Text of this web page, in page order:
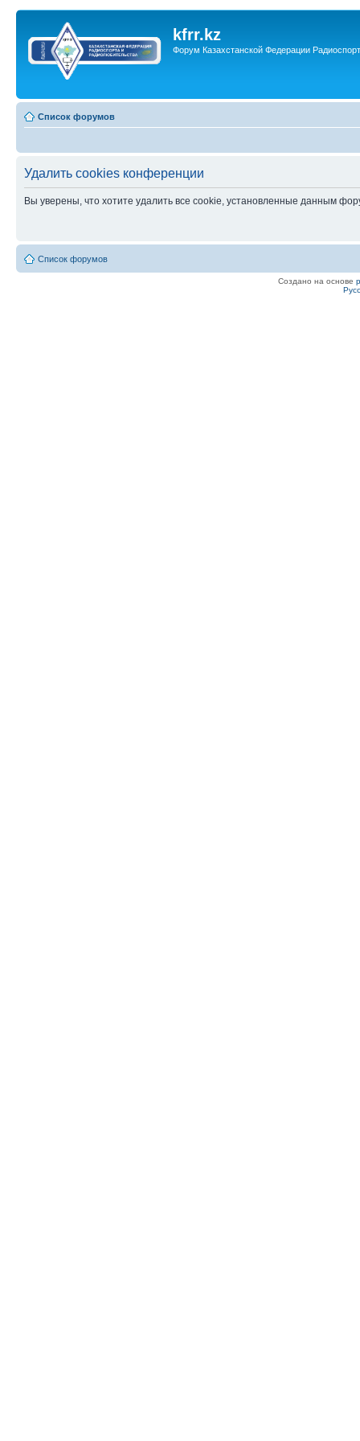
kfrr.kz
Форум Казахстанской Федерации
Список форумов
Удалить cookies конференции
Вы уверены, что хотите удалить все cookie, установленные данным
Список форумов
Создано на основе